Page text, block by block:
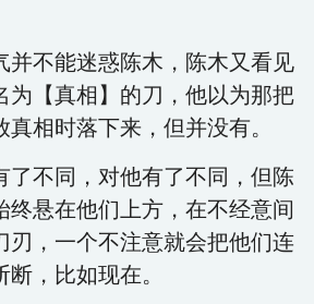
并不能迷惑陈木，陈木又看见
为【真相】的刀，他以为那把
相时落下来，但并没有。
了不同，对他有了不同，但陈
终悬在他们上方，在不经意间
刃，一个不注意就会把他们连
，比如现在。